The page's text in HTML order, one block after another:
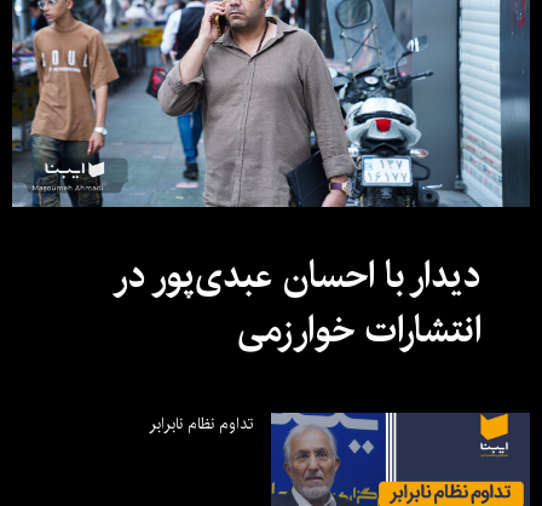
دیدار با احسان عبدی‌پور در
انتشارات خوارزمی
تداوم نظام نابرابر